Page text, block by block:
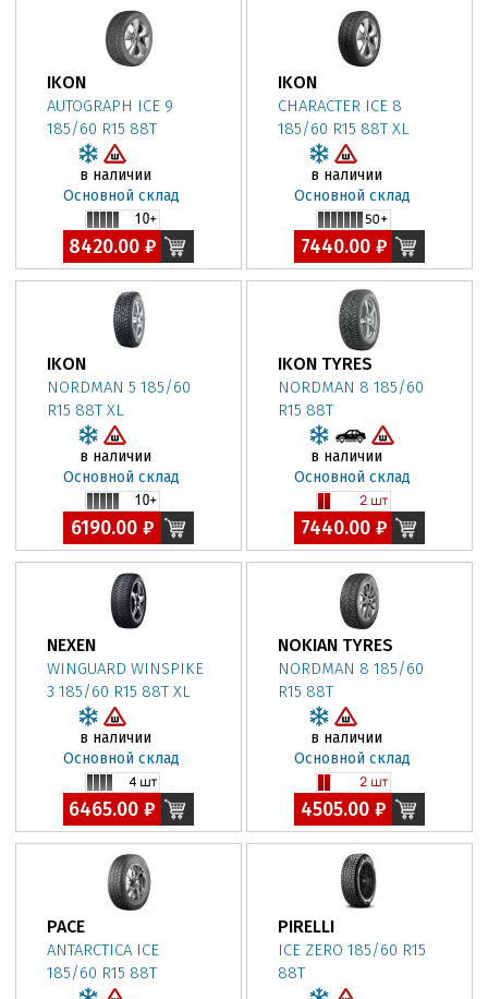
IKON
AUTOGRAPH ICE 9
185/60 R15 88T
в наличии
Основной склад
8420.00 ₽
IKON
CHARACTER ICE 8
185/60 R15 88T XL
в наличии
Основной склад
7440.00 ₽
IKON
NORDMAN 5 185/60
R15 88T XL
в наличии
Основной склад
6190.00 ₽
IKON TYRES
NORDMAN 8 185/60
R15 88T
в наличии
Основной склад
7440.00 ₽
NEXEN
WINGUARD WINSPIKE
3 185/60 R15 88T XL
в наличии
Основной склад
6465.00 ₽
NOKIAN TYRES
NORDMAN 8 185/60
R15 88T
в наличии
Основной склад
4505.00 ₽
PACE
ANTARCTICA ICE
185/60 R15 88T
PIRELLI
ICE ZERO 185/60 R15
88T